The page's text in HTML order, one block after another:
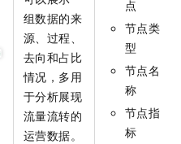
组数据的来
源、过程、
去向和占比
情况，多用
于分析展现
流量流转的
运营数据。
点
节点类
型
节点名
称
节点指
标